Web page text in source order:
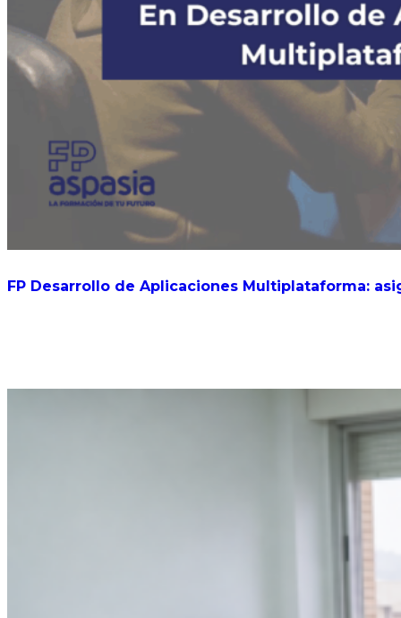
FP Desarrollo de Aplicaciones Multiplataforma: